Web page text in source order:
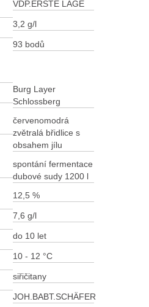
VDP.ERSTE LAGE
3,2 g/l
93 bodů
Burg Layer
Schlossberg
červenomodrá
zvětralá břidlice s
obsahem jílu
spontání fermentace
dubové sudy 1200 l
12,5 %
7,6 g/l
do 10 let
10 - 12 °C
siřičitany
JOH.BABT.SCHÄFER